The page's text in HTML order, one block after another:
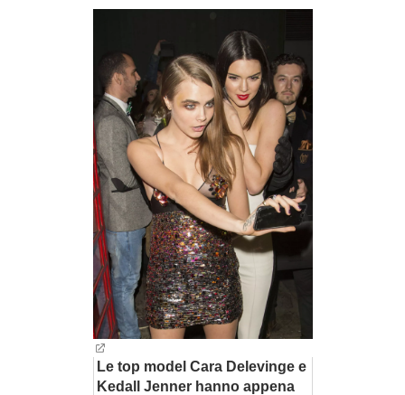
Le top model Cara Delevinge e
Kedall Jenner hanno appena